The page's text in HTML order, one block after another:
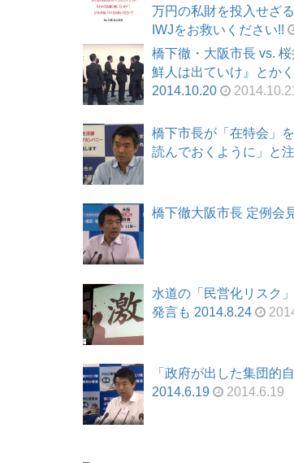
万円の私財を投入せざ
IWJをお救いください!!
橋下徹・大阪市長 vs.
鮮人は出ていけ』とか
2014.10.20
2014.10.21
橋下市長が「在特会」
読んでおくように」と
橋下徹大阪市長 定例会
水道の「民営化リスク
発言も 2014.8.24
「政府が出した集団的
2014.6.19
2014.6.19